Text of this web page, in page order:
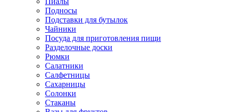
Подносы
Подставки для бутылок
Чайники
Посуда для приготовления пищи
Разделочные доски
Рюмки
Салатники
Салфетницы
Сахарницы
Солонки
Стаканы